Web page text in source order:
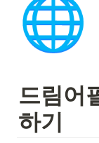
🌐
드림어
하기